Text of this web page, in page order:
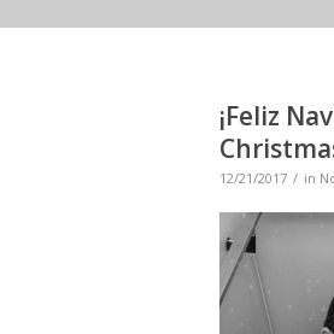
¡Feliz
12/21/2017 in